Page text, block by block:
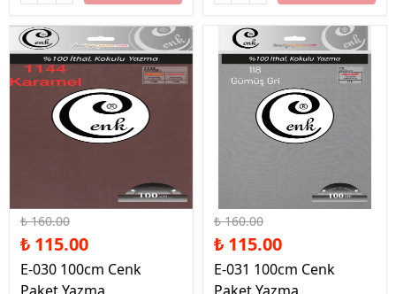
₺ 160.00
₺ 115.00
E-030 100cm Cenk
₺ 160.00
₺ 115.00
E-031 100cm Cenk